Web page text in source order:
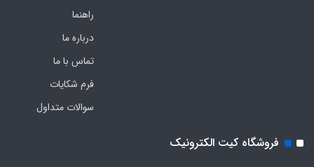
راهنما
درباره ما
تماس با ما
فرم‌ شکایات
سوالات متداول
فروشگاه کیت الکترونیک